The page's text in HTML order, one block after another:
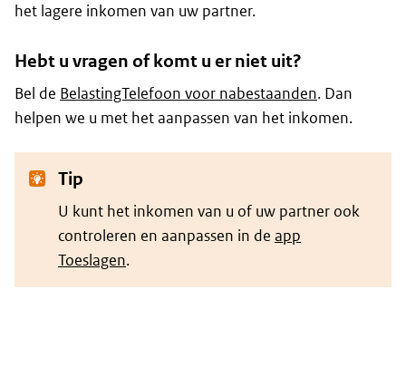
het lagere inkomen van uw partner.
Hebt u vragen of komt u er niet uit?
Bel de BelastingTelefoon voor nabestaanden. Dan
helpen we u met het aanpassen van het inkomen.
Tip
U kunt het inkomen van u of uw partner ook
controleren en aanpassen in de app
Toeslagen.